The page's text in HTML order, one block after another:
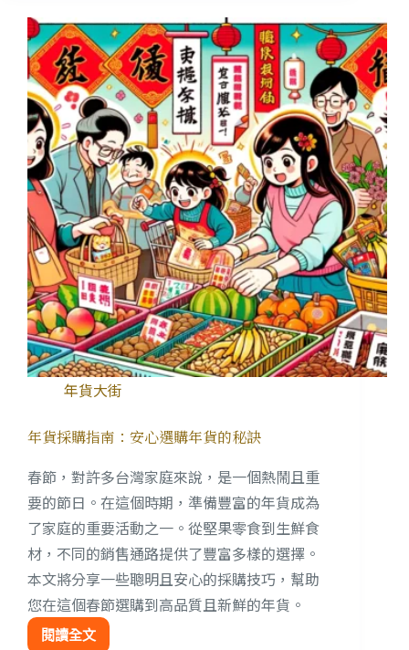
年貨大街
年貨採購指南：安心選購年貨的秘訣
春節，對許多台灣家庭來說，是一個熱鬧且重
要的節日。在這個時期，準備豐富的年貨成為
了家庭的重要活動之一。從堅果零食到生鮮食
材，不同的銷售通路提供了豐富多樣的選擇。
本文將分享一些聰明且安心的採購技巧，幫助
您在這個春節選購到高品質且新鮮的年貨。
閱讀全文